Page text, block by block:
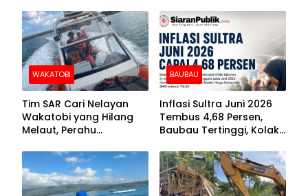
Barang Senilai Rp419,5
Juta
WAKATOBI
Tim SAR Cari Nelayan
Wakatobi yang Hilang
Melaut, Perahu
Kemasukan Air
BAUBAU
Inflasi Sultra Juni 2026
Tembus 4,68 Persen,
Baubau Tertinggi, Kolaka